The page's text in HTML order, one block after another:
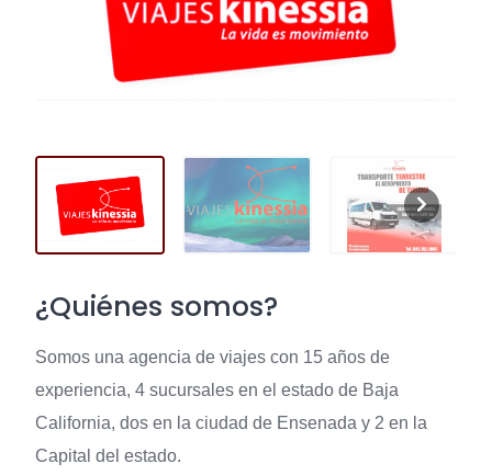
¿Quiénes somos?
Somos una agencia de viajes con 15 años de
experiencia, 4 sucursales en el estado de Baja
California, dos en la ciudad de Ensenada y 2 en la
Capital del estado.